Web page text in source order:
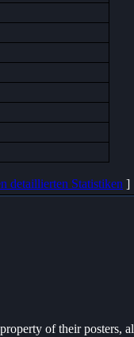
detaillierten Statistiken ]
of their posters,